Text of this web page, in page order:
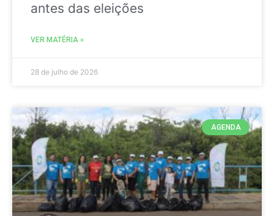
antes das eleições
VER MATÉRIA »
28 de julho de 2026
AGENDA